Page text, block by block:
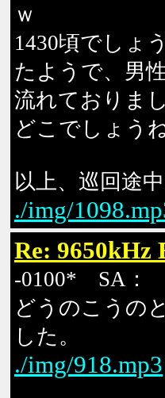
ｗ
1430頃でしょ
たようで、男
流れておりまし
どこでしょう
以上、巡回途中
./img/
Re: 9650kHz
-0100* SA：
どうのこうの
した。
./img/918.mp3